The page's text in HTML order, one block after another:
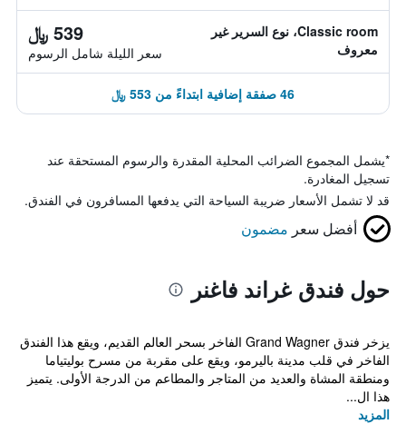
Classic room، نوع السرير غير
معروف
539 ﷼
سعر الليلة شامل الرسوم
46 صفقة إضافية ابتداءً من 553 ﷼
*يشمل المجموع الضرائب المحلية المقدرة والرسوم المستحقة عند
تسجيل المغادرة.
قد لا تشمل الأسعار ضريبة السياحة التي يدفعها المسافرون في الفندق.
أفضل سعر مضمون
حول فندق غراند فاغنر
يزخر فندق Grand Wagner الفاخر بسحر العالم القديم، ويقع هذا الفندق
الفاخر في قلب مدينة باليرمو، ويقع على مقربة من مسرح بوليتياما
ومنطقة المشاة والعديد من المتاجر والمطاعم من الدرجة الأولى. يتميز
هذا ال...
المزيد